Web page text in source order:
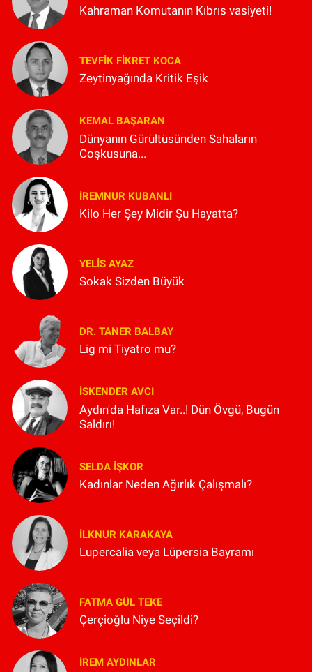
Kahraman Komutanın Kıbrıs vasiyeti!
TEVFIK FIKRET KOCA
Zeytinyağında Kritik Eşik
KEMAL BAŞARAN
Dünyanın Gürültüsünden Sahaların
Coşkusuna...
İREMNUR KUBANLI
Kilo Her Şey Midir Şu Hayatta?
YELIS AYAZ
Sokak Sizden Büyük
DR. TANER BALBAY
Lig mi Tiyatro mu?
İSKENDER AVCI
Aydın'da Hafıza Var..! Dün Övgü, Bugün
Saldırı!
SELDA İŞKOR
Kadınlar Neden Ağırlık Çalışmalı?
İLKNUR KARAKAYA
Lupercalia veya Lüpersia Bayramı
FATMA GÜL TEKE
Çerçioğlu Niye Seçildi?
İREM AYDINLAR